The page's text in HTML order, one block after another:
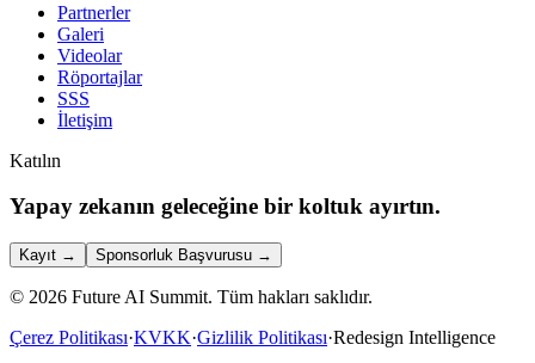
Partnerler
Galeri
Videolar
Röportajlar
SSS
İletişim
Katılın
Yapay zekanın geleceğine bir koltuk ayırtın.
Kayıt → Sponsorluk Başvurusu →
© 2026 Future AI Summit. Tüm hakları saklıdır.
Çerez Politikası·KVKK·Gizlilik Politikası·Redesign Intelligence